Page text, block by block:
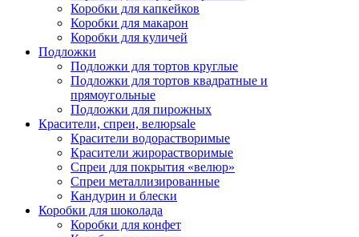
Коробки для капкейков
Коробки для макарон
Коробки для куличей
Подложки
Подложки для тортов круглые
Подложки для тортов квадратные и
прямоугольные
Подложки для пирожных
Красители, спреи, велюрsale
Красители водорастворимые
Красители жирорастворимые
Спреи для покрытия «велюр»
Спреи металлизированные
Кандурин и блески
Коробки для шоколада
Коробки для конфет